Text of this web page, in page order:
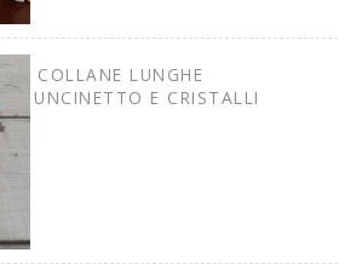
COLLANE LUNGHE
UNCINETTO E CRISTALLI